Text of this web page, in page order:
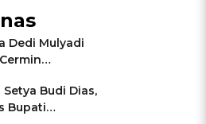
Dedi Mulyadi
Keamanan
Budi Dias,
Bupati